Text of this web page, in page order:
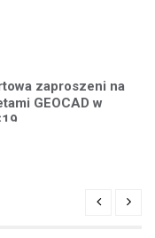
zaproszeni na
GEOCAD w